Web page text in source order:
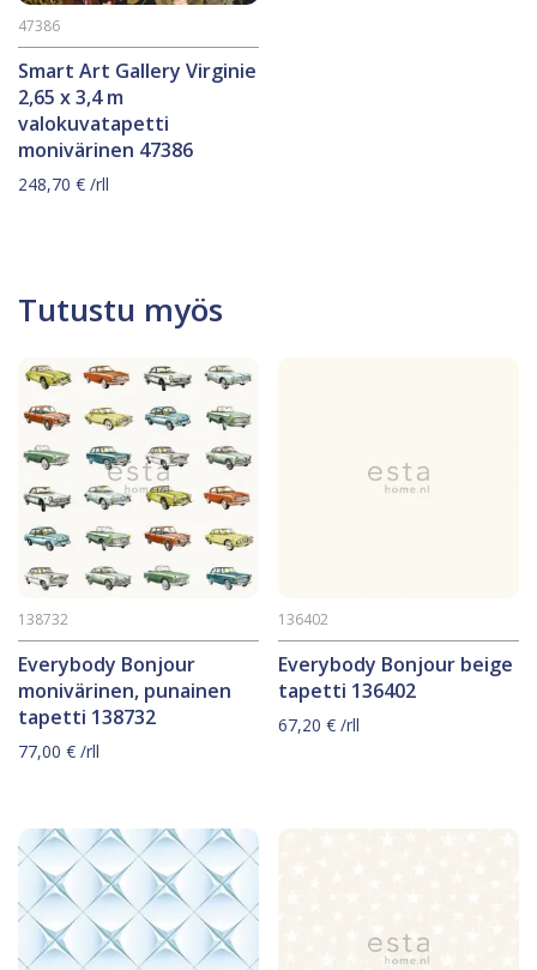
Smart Art Gallery Virginie
2,65 x 3,4 m
valokuvatapetti
monivärinen 47386
47386
248,70 € /rll
Tutustu myös
Everybody Bonjour
monivärinen, punainen
tapetti 138732
138732
77,00 € /rll
Everybody Bonjour beige
tapetti 136402
136402
67,20€ /rll